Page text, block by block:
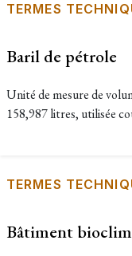
TERMES
Baril de pétrole
Unité de mesure de
158,987 litres, utilisée
TERMES
Bâtiment